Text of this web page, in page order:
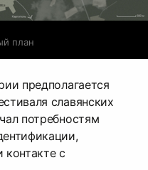
план
предполагается
славянских
потребностям
контакте с